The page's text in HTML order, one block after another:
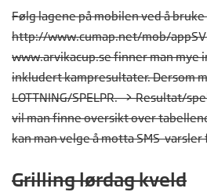
Følg lagene på mobilen ved å
http://www.cumap.net/mob/
www.arvikacup.se finner man mye
inkludert kampresultater. Dersom
LOTTNING/SPELPR. -> Resultat/
vil man finne oversikt over
kan man velge å motta SMS-
Grilling lørdag kveld